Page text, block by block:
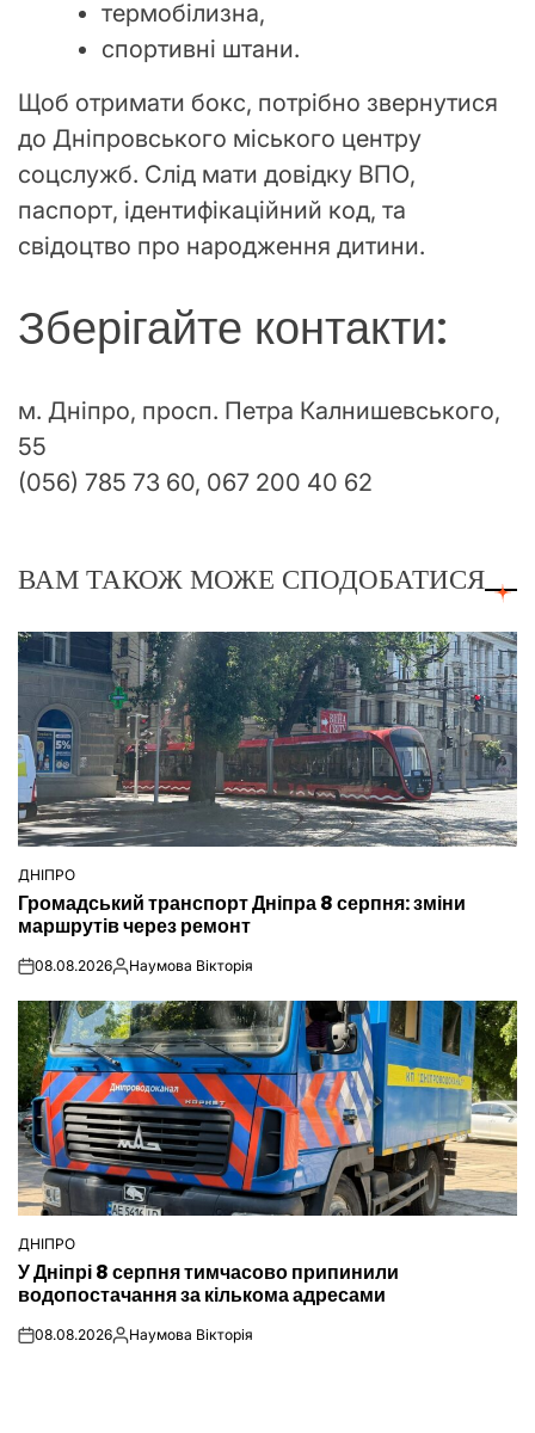
термобілизна,
спортивні штани.
Щоб отримати бокс, потрібно звернутися
до Дніпровського міського центру
соцслужб. Слід мати довідку ВПО,
паспорт, ідентифікаційний код, та
свідоцтво про народження дитини.
Зберігайте контакти:
м. Дніпро, просп. Петра Калнишевського,
55
(056) 785 73 60, 067 200 40 62
ВАМ ТАКОЖ МОЖЕ СПОДОБАТИСЯ
ОПУБЛІКУВАТИ
ДНІПРО
Громадський транспорт Дніпра 8 серпня: зміни
маршрутів через ремонт
on08.08.2026Опубліковано
Наумова Вікторія
ОПУБЛІКУВАТИ
У
ДНІПРО
У Дніпрі 8 серпня тимчасово припинили
водопостачання за кількома адресами
on08.08.2026Опубліковано
Наумова Вікторія